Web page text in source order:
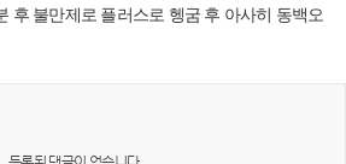
후 불만제로 플러스로 헹굼 후 아사히 동백오